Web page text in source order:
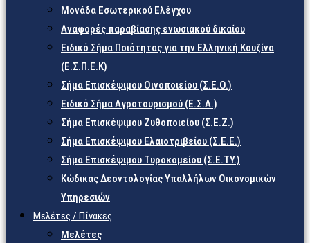
Μονάδα Εσωτερικού Ελέγχου
Αναφορές παραβίασης ενωσιακού δικαίου
Ειδικό Σήμα Ποιότητας για την Ελληνική Κουζίνα
(Ε.Σ.Π.Ε.Κ)
Σήμα Επισκέψιμου Οινοποιείου (Σ.Ε.Ο.)
Ειδικό Σήμα Αγροτουρισμού (Ε.Σ.Α.)
Σήμα Επισκέψιμου Ζυθοποιείου (Σ.Ε.Ζ.)
Σήμα Επισκέψιμου Ελαιοτριβείου (Σ.Ε.Ε.)
Σήμα Επισκέψιμου Τυροκομείου (Σ.Ε.TY.)
Κώδικας Δεοντολογίας Υπαλλήλων Οικονομικών
Υπηρεσιών
Μελέτες / Πίνακες
Μελέτες